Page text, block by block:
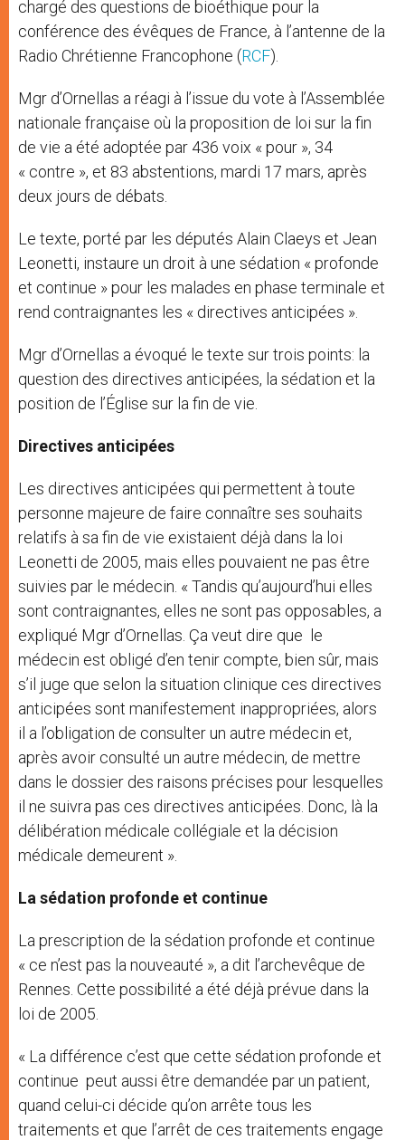
chargé des questions de bioéthique pour la
conférence des évêques de France, à l’antenne de la
Radio Chrétienne Francophone (RCF).
Mgr d’Ornellas a réagi à l’issue du vote à l’Assemblée
nationale française où la proposition de loi sur la fin
de vie a été adoptée par 436 voix « pour », 34
« contre », et 83 abstentions, mardi 17 mars, après
deux jours de débats.
Le texte, porté par les députés Alain Claeys et Jean
Leonetti, instaure un droit à une sédation « profonde
et continue » pour les malades en phase terminale et
rend contraignantes les « directives anticipées ».
Mgr d’Ornellas a évoqué le texte sur trois points: la
question des directives anticipées, la sédation et la
position de l’Église sur la fin de vie.
Directives anticipées
Les directives anticipées qui permettent à toute
personne majeure de faire connaître ses souhaits
relatifs à sa fin de vie existaient déjà dans la loi
Leonetti de 2005, mais elles pouvaient ne pas être
suivies par le médecin. « Tandis qu’aujourd’hui elles
sont contraignantes, elles ne sont pas opposables, a
expliqué Mgr d’Ornellas. Ça veut dire que le
médecin est obligé d’en tenir compte, bien sûr, mais
s’il juge que selon la situation clinique ces directives
anticipées sont manifestement inappropriées, alors
il a l’obligation de consulter un autre médecin et,
après avoir consulté un autre médecin, de mettre
dans le dossier des raisons précises pour lesquelles
il ne suivra pas ces directives anticipées. Donc, là la
délibération médicale collégiale et la décision
médicale demeurent ».
La sédation profonde et continue
La prescription de la sédation profonde et continue
« ce n’est pas la nouveauté », a dit l’archevêque de
Rennes. Cette possibilité a été déjà prévue dans la
loi de 2005.
« La différence c’est que cette sédation profonde et
continue peut aussi être demandée par un patient,
quand celui-ci décide qu’on arrête tous les
traitements et que l’arrêt de ces traitements engage